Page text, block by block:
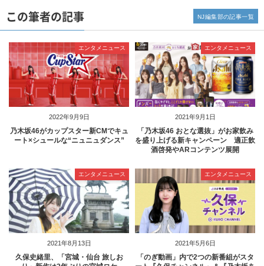
この筆者の記事
2022年9月9日
エンタメニュース
乃木坂46がカップスター新CMでキュ
ート×シュールな“ニュニュダンス”
2021年9月1日
エンタメニュース
「乃木坂46 おとな選抜」がお家飲み
を盛り上げる新キャンペーン 適正飲
酒啓発やARコンテンツ展開
2021年8月13日
エンタメニュース
久保史緒里、「宮城・仙台 旅しお
2021年5月6日
エンタメニュース
「のぎ動画」内で2つの新番組がスタ
NJ編集部の記事一覧